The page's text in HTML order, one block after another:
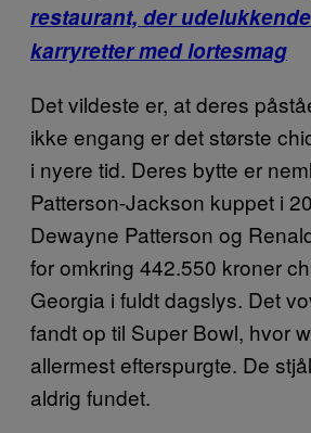
restaurant, der
karryretter med lortesmag
Det vildeste er, at deres
ikke engang er det største
i nyere tid. Deres bytte er
Patterson-Jackson kuppet i
Dewayne Patterson og
for omkring 442.550 kroner
Georgia i fuldt dagslys. Det
fandt op til Super Bowl, hvor
allermest efterspurgte. De
aldrig fundet.